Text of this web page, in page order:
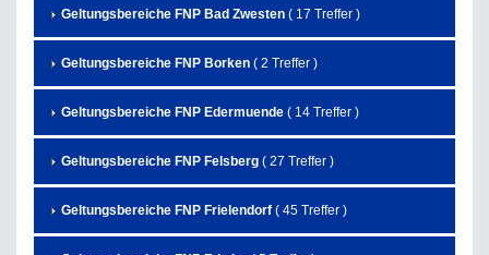
Geltungsbereiche FNP Bad Zwesten ( 17 Treffer )
Geltungsbereiche FNP Borken ( 2 Treffer )
Geltungsbereiche FNP Edermuende ( 14 Treffer )
Geltungsbereiche FNP Felsberg ( 27 Treffer )
Geltungsbereiche FNP Frielendorf ( 45 Treffer )